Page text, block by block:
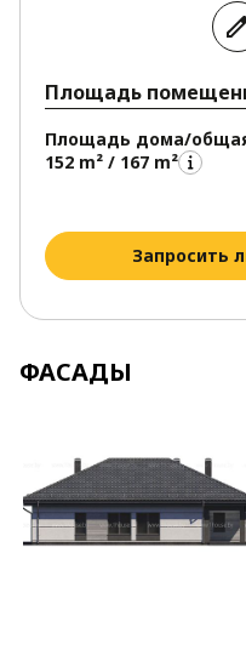
Площадь
Площадь дома/
152 m² / 167 m²
Запросить
ФАСАДЫ